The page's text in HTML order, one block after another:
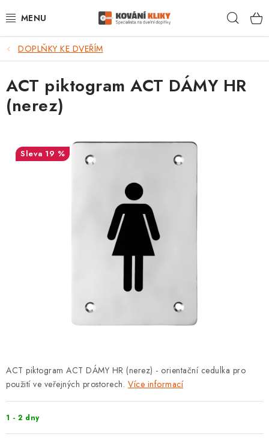
na
VÝPRODEJ - TOP AKCE
BLOG
UŽITEČNÉ RADY
VRÁCENÍ ZBOŽÍ
KLIKY - EASY LOCK
KOVÁNÍ A KLIKY
DOPLŇKY KE DVEŘÍM
ACT piktogram ACT DÁMY HR (nerez) - orientační cedulka pro
použití ve veřejných prostorech. Více informací
1 - 2 dny
ACT piktogram ACT DÁMY HR
(nerez)
19 %